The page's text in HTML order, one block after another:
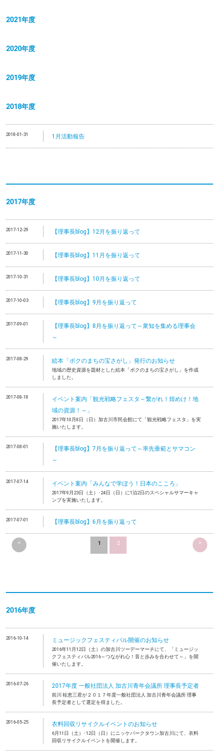
2021年度
2020年度
2019年度
2018年度
2018-01-31 1月活動報告
2017年度
2017-12-29 【理事長blog】12月を振り返って
2017-11-30 【理事長blog】11月を振り返って
2017-10-31 【理事長blog】10月を振り返って
2017-10-03 【理事長blog】9月を振り返って
2017-09-01
【理事長blog】8月を振り返って～衆知を集める理事会
～
2017-08-29 絵本「ボクのまちの宝さがし」発行のお知らせ
地域の歴史資源を題材とした絵本「ボクのまちの宝さがし」を作成
しました。
2017-08-18
イベント案内「観光戦略フェスタ～繋がれ！煌めけ！地
域の資源！～」
2017年10月8日（日）加古川市民会館にて「観光戦略フェスタ」を実
施いたします。
2017-08-01
【理事長blog】7月を振り返って～率先垂範とサマコン
～
2017-07-14 イベント案内「みんなで学ぼう！日本のこころ」
2017年9月23日（土）･24日（日）に1泊2日のスペシャルサマーキャ
ンプを実施いたします。
2017-07-01 【理事長blog】6月を振り返って
< 1 2 >
2016年度
2016-10-14 ミュージックフェスティバル開催のお知らせ
2016年11月12日（土）の加古川ツーデーマーチにて、「ミュージッ
クフェスティバル2016～つながれ心！音と歩みを合わせて～」を開
催いたします。
2016-07-26 2017年度 一般社団法人 加古川青年会議所 理事長予定者
前川 桂恵三君が２０１７年度一般社団法人 加古川青年会議所 理事
長予定者として選定を得ました。
2016-05-25 衣料回収リサイクルイベントのお知らせ
6月11日（土）･12日（日）にニッケパークタウン加古川にて、衣料
回収リサイクルイベントを開催します。